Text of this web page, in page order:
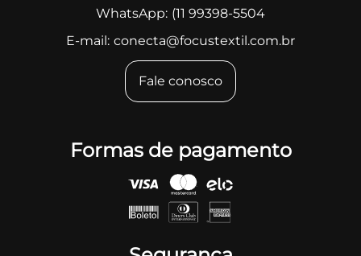
WhatsApp: (11 99398-5504
E-mail: conecta@focustextil.com.br
Fale conosco
Formas de pagamento